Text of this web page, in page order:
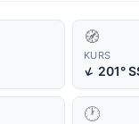
🧭
KURS
↑ 201°
🕐